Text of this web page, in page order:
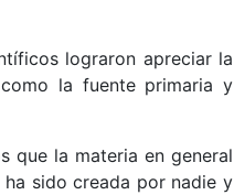
lograron apreciar la
la fuente primaria y
que la materia en general
sido creada por nadie y